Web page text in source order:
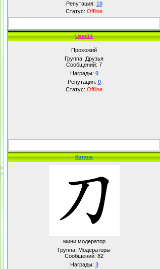
Репутация: 10
Статус: Offline
User14
Прохожий
Группа: Друзья
Сообщений: 7
Награды: 0
Репутация: 0
Статус: Offline
Катана
мини модератор
Группа: Модераторы
Сообщений: 82
Награды: 3